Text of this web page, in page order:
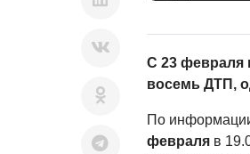
С 23 февраля
восемь ДТП,
По
февраляв